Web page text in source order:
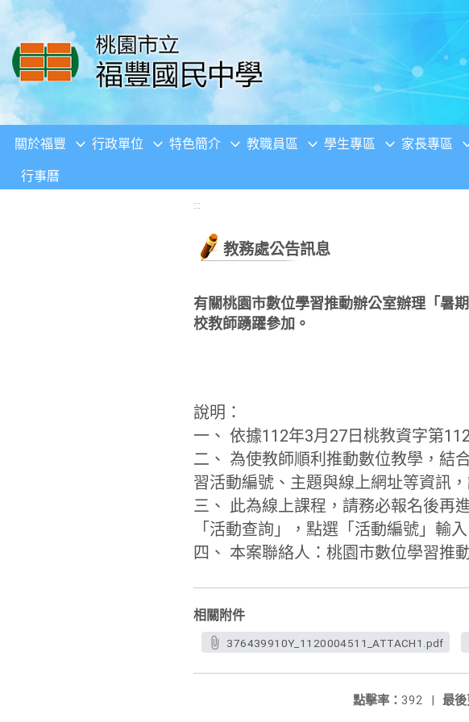
移至網頁之主要內容區位置
關於福豐 行政單位 特色簡介 教職員區 學生專區 家長專區
行事曆
:::
教務處公告訊息
有關桃園市數位學習推動辦公室辦理「暑
校教師踴躍參加。
說明：
一、 依據112年3月27日桃教資字第
二、 為使教師順利推動數位教學，結
習活動編號、 主題與線上網址等資訊
三、 此為線上課程，請務必報名後再
「活動查詢」，點選「活動編號」輸
四、 本案聯絡人：桃園市數位學習推
相關附件
376439910Y_1120004511_ATTACH1.pdf
最後
點擊率： 392 |